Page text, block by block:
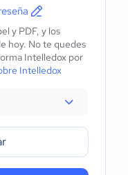
y PDF, y los
hoy. No te quedes
Intelledox por
Intelledox